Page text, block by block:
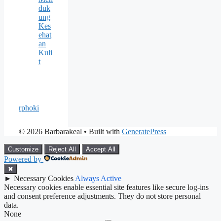
duk
ung
Kes
ehat
an
Kuli
t
rphoki
© 2026 Barbarakeal • Built with GeneratePress
Customize Reject All Accept All
Powered by
✖
► Necessary Cookies Always Active
Necessary cookies enable essential site features like secure log-ins
and consent preference adjustments. They do not store personal
data.
None